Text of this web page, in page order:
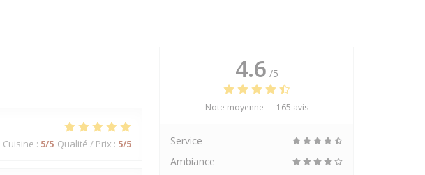
Cuisine : 5/5 Qualité / Prix : 5/5
4.6 /5
Note moyenne — 165 avis
Service
Ambiance